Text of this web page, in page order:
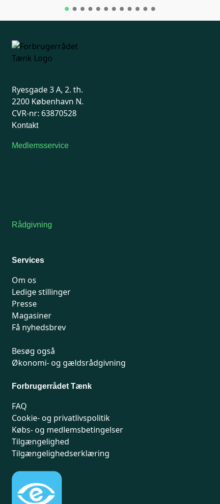
Ryesgade 3 A, 2. th.
2200 København N.
CVR-nr: 63870528
Kontakt
Medlemsservice
Rådgivning
Services
Om os
Ledige stillinger
Presse
Magasiner
Få nyhedsbrev
Besøg også
Økonomi- og gældsrådgivning
Forbrugerrådet Tænk
FAQ
Cookie- og privatlivspolitik
Købs- og medlemsbetingelser
Tilgængelighed
Tilgængelighedserklæring